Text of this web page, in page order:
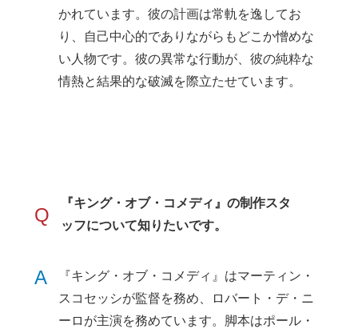
かれています。彼の計画は常軌を逸してお
り、自己中心的でありながらもどこか憎めな
い人物です。彼の異常な行動が、彼の純粋な
情熱と結果的な破滅を際立たせています。
Q
『キング・オブ・コメディ』の制作スタ
ッフについて知りたいです。
A
『キング・オブ・コメディ』はマーティン・
スコセッシが監督を務め、ロバート・デ・ニ
ーロが主演を務めています。脚本はポール・